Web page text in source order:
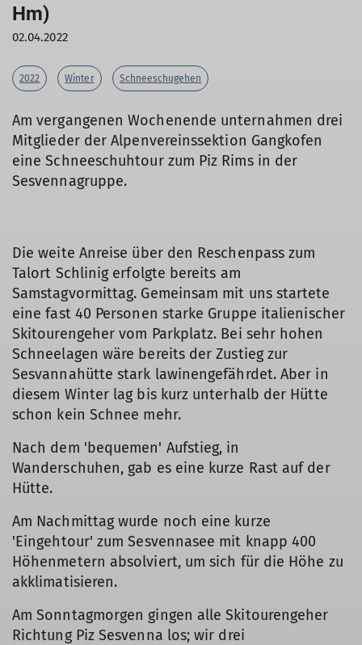
Hm)
02.04.2022
2022 Winter Schneeschugehen
Am vergangenen Wochenende unternahmen drei
Mitglieder der Alpenvereinssektion Gangkofen
eine Schneeschuhtour zum Piz Rims in der
Sesvennagruppe.
Die weite Anreise über den Reschenpass zum
Talort Schlinig erfolgte bereits am
Samstagvormittag. Gemeinsam mit uns startete
eine fast 40 Personen starke Gruppe italienischer
Skitourengeher vom Parkplatz. Bei sehr hohen
Schneelagen wäre bereits der Zustieg zur
Sesvannahütte stark lawinengefährdet. Aber in
diesem Winter lag bis kurz unterhalb der Hütte
schon kein Schnee mehr.
Nach dem 'bequemen' Aufstieg, in
Wanderschuhen, gab es eine kurze Rast auf der
Hütte.
Am Nachmittag wurde noch eine kurze
'Eingehtour' zum Sesvennasee mit knapp 400
Höhenmetern absolviert, um sich für die Höhe zu
akklimatisieren.
Am Sonntagmorgen gingen alle Skitourengeher
Richtung Piz Sesvenna los; wir drei